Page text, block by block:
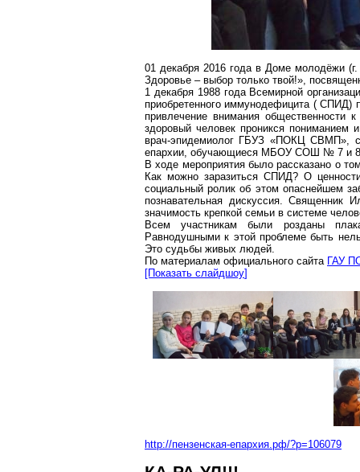
01 декабря 2016 года в Доме молодёжи
Здоровье – выбор только твой!»,
1 декабря 1988 года Всемирной
приобретенного иммунодефицита (СПИД)
привлечение внимания
здоровый человек проникся пониманием
врач-эпидемиолог ГБУЗ «ПОКЦ СВМП»,
епархии, обучающиеся МБОУ СОШ № 7 и
В ходе мероприятия было рассказано о
Как можно заразиться СПИД? О
социальный ролик об этом опаснейшем
познавательная дискуссия.
значимость крепкой семьи в системе
Всем участникам были розданы
Равнодушными к этой проблеме быть
Это судьбы живых людей.
По материалам официального сайта ГАУ
[Показать слайдшоу]
http://пензенская-епархия.рф/?p=106079